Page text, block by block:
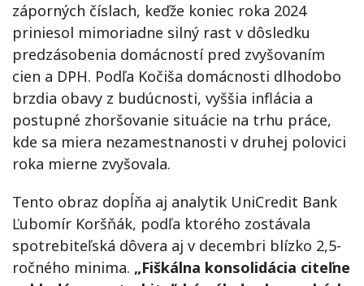
záporných číslach, keďže koniec roka 2024
priniesol mimoriadne silný rast v dôsledku
predzásobenia domácností pred zvyšovaním
cien a DPH. Podľa Kočiša domácnosti dlhodobo
brzdia obavy z budúcnosti, vyššia inflácia a
postupné zhoršovanie situácie na trhu práce,
kde sa miera nezamestnanosti v druhej polovici
roka mierne zvyšovala.
Tento obraz dopĺňa aj analytik UniCredit Bank
Ľubomír Koršňák, podľa ktorého zostávala
spotrebiteľská dôvera aj v decembri blízko 2,5-
ročného minima. „Fiškálna konsolidácia citeľne